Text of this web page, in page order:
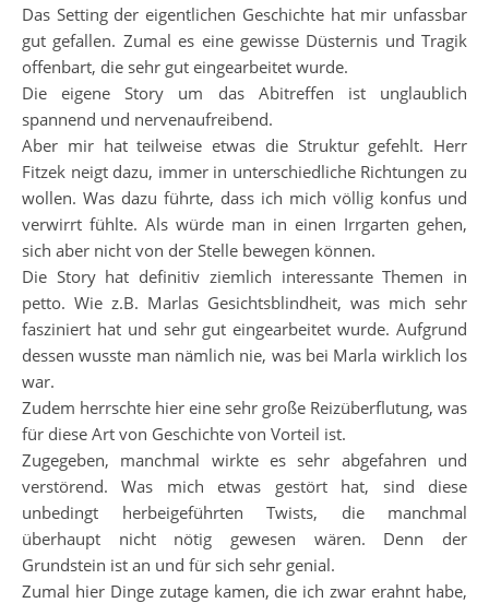
Das Setting der eigentlichen Geschichte hat mir unfassbar
gut gefallen. Zumal es eine gewisse Düsternis und Tragik
offenbart, die sehr gut eingearbeitet wurde.
Die eigene Story um das Abitreffen ist unglaublich
spannend und nervenaufreibend.
Aber mir hat teilweise etwas die Struktur gefehlt. Herr
Fitzek neigt dazu, immer in unterschiedliche Richtungen zu
wollen. Was dazu führte, dass ich mich völlig konfus und
verwirrt fühlte. Als würde man in einen Irrgarten gehen,
sich aber nicht von der Stelle bewegen können.
Die Story hat definitiv ziemlich interessante Themen in
petto. Wie z.B. Marlas Gesichtsblindheit, was mich sehr
fasziniert hat und sehr gut eingearbeitet wurde. Aufgrund
dessen wusste man nämlich nie, was bei Marla wirklich los
war.
Zudem herrschte hier eine sehr große Reizüberflutung, was
für diese Art von Geschichte von Vorteil ist.
Zugegeben, manchmal wirkte es sehr abgefahren und
verstörend. Was mich etwas gestört hat, sind diese
unbedingt herbeigeführten Twists, die manchmal
überhaupt nicht nötig gewesen wären. Denn der
Grundstein ist an und für sich sehr genial.
Zumal hier Dinge zutage kamen, die ich zwar erahnt habe,